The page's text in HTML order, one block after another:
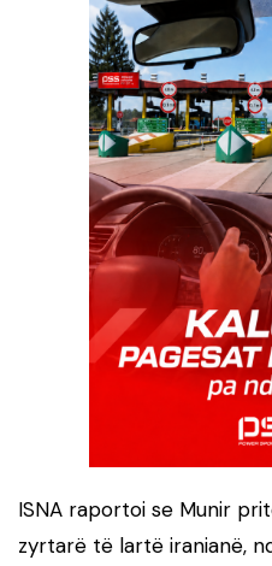
ISNA raportoi se Munir
zyrtarë të lartë iranianë,